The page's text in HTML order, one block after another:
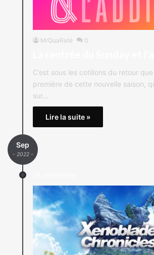
MrQuaRaté 0
C’est sous les cotillons du retour
première de cette nouvelle saison,
sur…
Lire la suite »
Sep
- 2022 -